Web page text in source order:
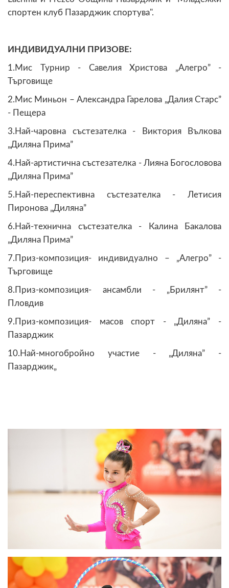
спортен клуб Пазарджик спортува".
ИНДИВИДУАЛНИ ПРИЗОВЕ:
1.Мис Турнир - Савелия Христова „Алегро” -
Търговище
2.Мис Миньон – Александра Гарелова „Далия Старс”
- Пещера
3.Най-чаровна състезателка - Виктория Вълкова
„Диляна Прима”
4.Най-артистична състезателка - Лияна Богословова
„Диляна Прима”
5.Най-переспективна състезателка - Летисия
Пиронова „Диляна”
6.Най-технична състезателка - Калина Бакалова
„Диляна Прима”
7.Приз-композиция- индивидуално – „Алегро” -
Търговище
8.Приз-композиция- ансамбли - „Брилянт” -
Пловдив
9.Приз-композиция- масов спорт - „Диляна” -
Пазарджик
10.Най-многобройно участие - „Диляна” -
Пазарджик„